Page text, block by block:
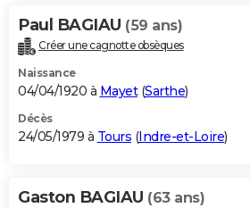
Paul BAGIAU (59 ans)
Créer une cagnotte obsèques
Naissance
04/04/1920 à Mayet(Sarthe)
Décès
24/05/1979 à Tours (Indre-et-Loire)
Gaston BAGIAU (63 ans)